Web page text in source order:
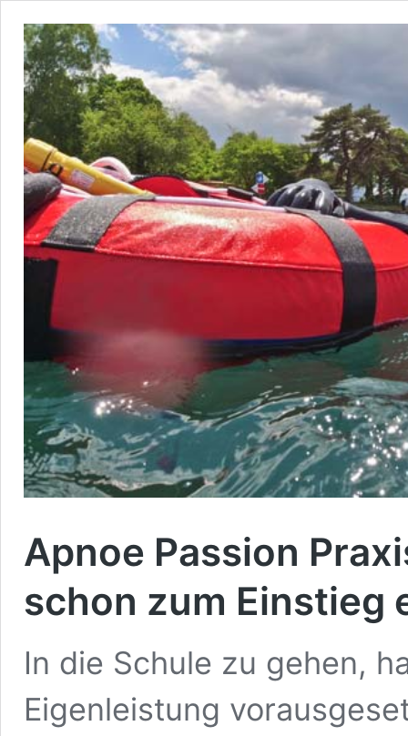
Apnoe Passion
schon zum Einstieg
In die Schule zu gehen,
Eigenleistung